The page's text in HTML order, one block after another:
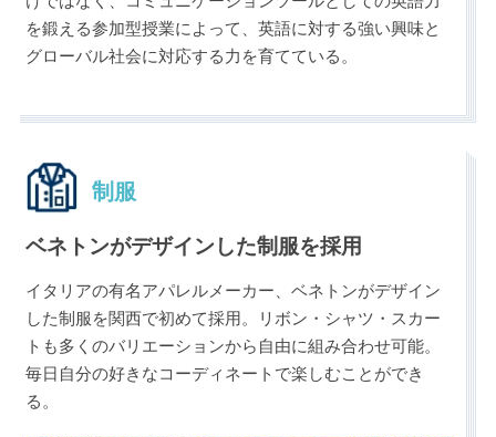
を鍛える参加型授業によって、英語に対する強い興味と
グローバル社会に対応する力を育てている。
制服
ベネトンがデザインした制服を採用
イタリアの有名アパレルメーカー、ベネトンがデザイン
した制服を関西で初めて採用。リボン・シャツ・スカー
トも多くのバリエーションから自由に組み合わせ可能。
毎日自分の好きなコーディネートで楽しむことができ
る。